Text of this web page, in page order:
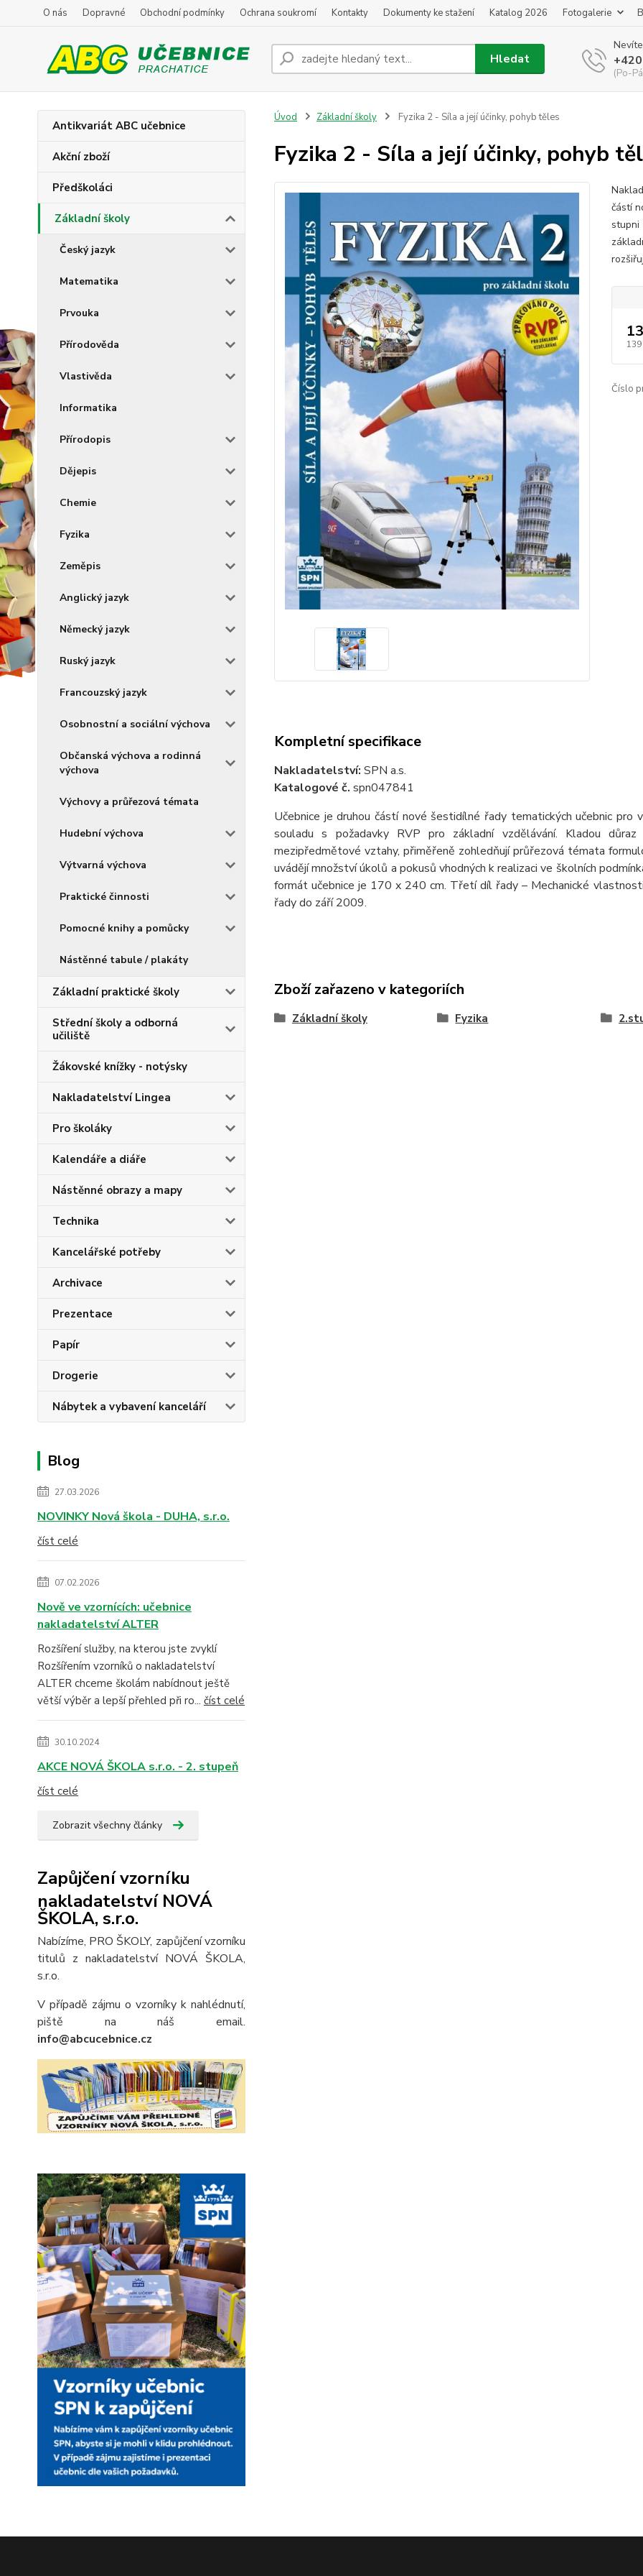
O nás Dopravné Obchodní podmínky Ochrana soukromí Kontakty Dokumenty ke stažení Katalog 2026 Fotogalerie
Hledat
(Po-
Antikvariát ABC učebnice
Akční zboží
Předškoláci
Základní školy
Český jazyk
Matematika
Prvouka
Přírodověda
Vlastivěda
Informatika
Přírodopis
Dějepis
Chemie
Fyzika
Zeměpis
Anglický jazyk
Německý jazyk
Ruský jazyk
Francouzský jazyk
Osobnostní a sociální výchova
Občanská výchova a rodinná
výchova
Výchovy a průřezová témata
Hudební výchova
Výtvarná výchova
Praktické činnosti
Pomocné knihy a pomůcky
Nástěnné tabule / plakáty
Základní praktické školy
Střední školy a odborná
učiliště
Žákovské knížky - notýsky
Nakladatelství Lingea
Pro školáky
Kalendáře a diáře
Nástěnné obrazy a mapy
Technika
Kancelářské potřeby
Archivace
Prezentace
Papír
Drogerie
Nábytek a vybavení kanceláří
Blog
27.03.2026
NOVINKY Nová škola - DUHA, s.r.o.
číst celé
07.02.2026
Nově ve vzornících: učebnice
nakladatelství ALTER
Rozšíření služby, na kterou jste zvyklí
Rozšířením vzorníků o nakladatelství
ALTER chceme školám nabídnout ještě
větší výběr a lepší přehled při ro... číst celé
30.10.2024
AKCE NOVÁ ŠKOLA s.r.o. - 2. stupeň
číst celé
Zobrazit všechny články
Zapůjčení vzorníku
nakladatelství NOVÁ
ŠKOLA, s.r.o.
Nabízíme, PRO ŠKOLY, zapůjčení vzorníku
titulů z nakladatelství NOVÁ ŠKOLA,
s.r.o.
V případě zájmu o vzorníky k nahlédnutí,
piště na náš email.
info@abcucebnice.cz
Úvod Základní školy Fyzika 2 - Síla a její účinky, pohyb těles
Fyzika 2 - Síla a její účinky, pohyb
částí
stupni
139
Číslo
Kompletní specifikace
Nakladatelství: SPN a.s.
Katalogové č. spn047841
Učebnice je druhou částí nové šestidílné řady tematických učebnic pro
souladu s požadavky RVP pro základní vzdělávání. Kladou
mezipředmětové vztahy, přiměřeně zohledňují průřezová témata
uvádějí množství úkolů a pokusů vhodných k realizaci ve školních
formát učebnice je 170 x 240 cm. Třetí díl řady – Mechanické
řady do září 2009.
Zboží zařazeno v kategoriích
Základní školy Fyzika